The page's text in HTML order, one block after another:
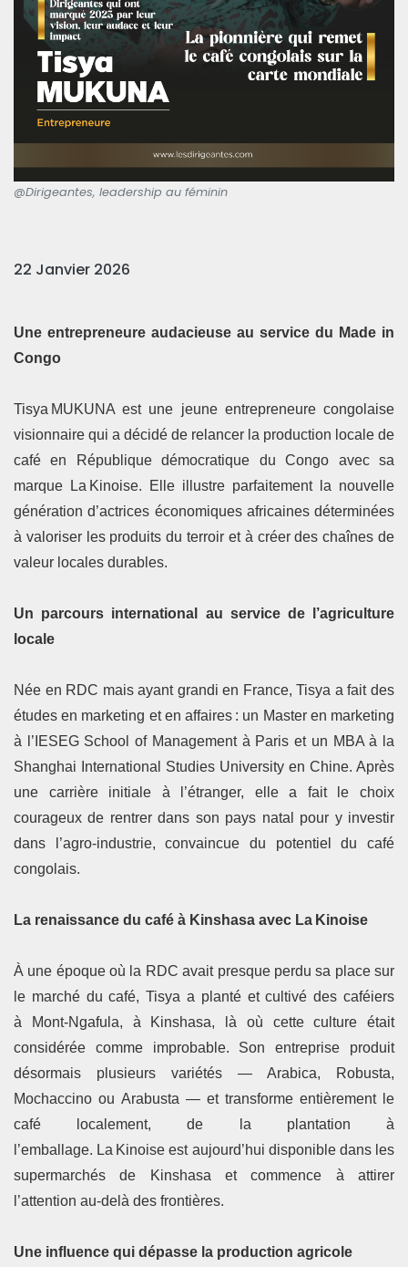
@Dirigeantes, leadership au féminin
22 Janvier 2026
Une entrepreneure audacieuse au service du Made in
Congo
Tisya MUKUNA est une jeune entrepreneure congolaise
visionnaire qui a décidé de relancer la production locale de
café en République démocratique du Congo avec sa
marque La Kinoise. Elle illustre parfaitement la nouvelle
génération d’actrices économiques africaines déterminées
à valoriser les produits du terroir et à créer des chaînes de
valeur locales durables.
Un parcours international au service de l’agriculture
locale
Née en RDC mais ayant grandi en France, Tisya a fait des
études en marketing et en affaires : un Master en marketing
à l’IESEG School of Management à Paris et un MBA à la
Shanghai International Studies University en Chine. Après
une carrière initiale à l’étranger, elle a fait le choix
courageux de rentrer dans son pays natal pour y investir
dans l’agro‑industrie, convaincue du potentiel du café
congolais.
La renaissance du café à Kinshasa avec La Kinoise
À une époque où la RDC avait presque perdu sa place sur
le marché du café, Tisya a planté et cultivé des caféiers
à Mont‑Ngafula, à Kinshasa, là où cette culture était
considérée comme improbable. Son entreprise produit
désormais plusieurs variétés — Arabica, Robusta,
Mochaccino ou Arabusta — et transforme entièrement le
café localement, de la plantation à
l’emballage. La Kinoise est aujourd’hui disponible dans les
supermarchés de Kinshasa et commence à attirer
l’attention au‑delà des frontières.
Une influence qui dépasse la production agricole